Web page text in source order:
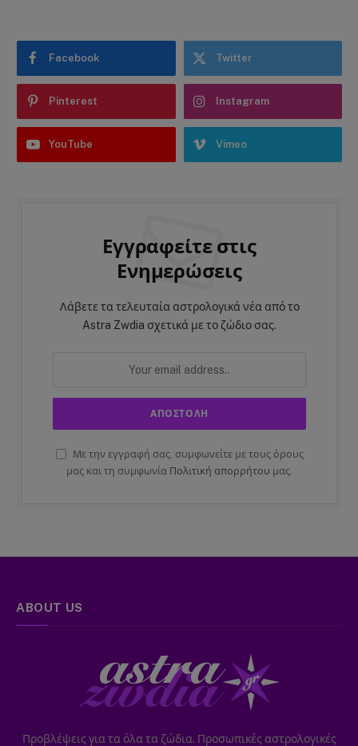
Facebook Twitter
Pinterest Instagram
YouTube Vimeo
Εγγραφείτε στις
Ενημερώσεις
Λάβετε τα τελευταία αστρολογικά νέα από το
Astra Zwdia σχετικά με το ζώδιο σας.
Με την εγγραφή σας, συμφωνείτε με τους όρους
μας και τη συμφωνία Πολιτική απορρήτου μας.
ABOUT US
Προβλέψεις για τα όλα τα ζώδια. Προσωπικές αστρολογικές